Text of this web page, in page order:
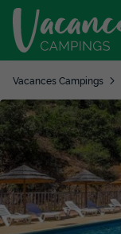
Vacances Campings